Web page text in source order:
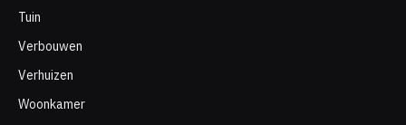
Tuin
Verbouwen
Verhuizen
Woonkamer